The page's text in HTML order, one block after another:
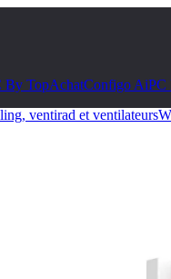
By TopAchatConfigo AiPC
ventirad et ventilateurs